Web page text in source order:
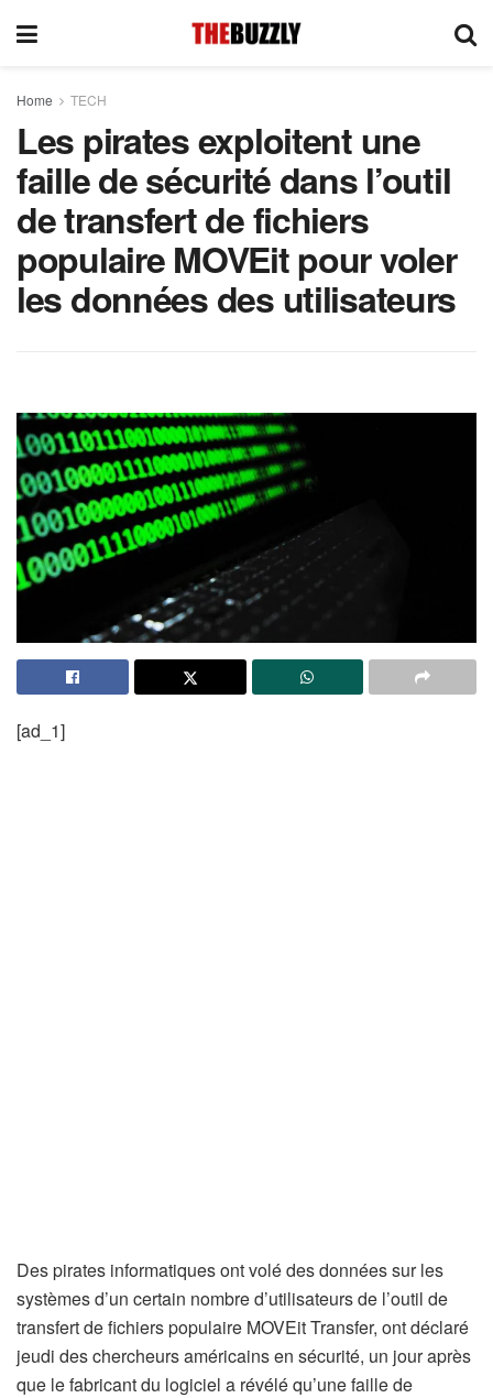
Home TECH
Les pirates exploitent une
faille de sécurité dans l’outil
de transfert de fichiers
populaire MOVEit pour voler
les données des utilisateurs
[ad_1]
Des pirates informatiques ont volé des données sur les
systèmes d’un certain nombre d’utilisateurs de l’outil de
transfert de fichiers populaire MOVEit Transfer, ont déclaré
jeudi des chercheurs américains en sécurité, un jour après
que le fabricant du logiciel a révélé qu’une faille de